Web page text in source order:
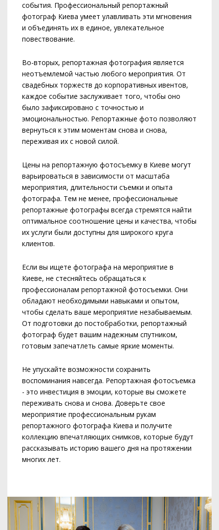
события. Профессиональный репортажный
фотограф Киева умеет улавливать эти мгновения
и объединять их в единое, увлекательное
повествование.
Во-вторых, репортажная фотография является
неотъемлемой частью любого мероприятия. От
свадебных торжеств до корпоративных ивентов,
каждое событие заслуживает того, чтобы оно
было зафиксировано с точностью и
эмоциональностью. Репортажные фото позволяют
вернуться к этим моментам снова и снова,
переживая их с новой силой.
Цены на репортажную фотосъемку в Киеве могут
варьироваться в зависимости от масштаба
мероприятия, длительности съемки и опыта
фотографа. Тем не менее, профессиональные
репортажные фотографы всегда стремятся найти
оптимальное соотношение цены и качества, чтобы
их услуги были доступны для широкого круга
клиентов.
Если вы ищете фотографа на мероприятие в
Киеве, не стесняйтесь обращаться к
профессионалам репортажной фотосъемки. Они
обладают необходимыми навыками и опытом,
чтобы сделать ваше мероприятие незабываемым.
От подготовки до постобработки, репортажный
фотограф будет вашим надежным спутником,
готовым запечатлеть самые яркие моменты.
Не упускайте возможности сохранить
воспоминания навсегда. Репортажная фотосъемка
- это инвестиция в эмоции, которые вы сможете
переживать снова и снова. Доверьте свое
мероприятие профессиональным рукам
репортажного фотографа Киева и получите
коллекцию впечатляющих снимков, которые будут
рассказывать историю вашего дня на протяжении
многих лет.